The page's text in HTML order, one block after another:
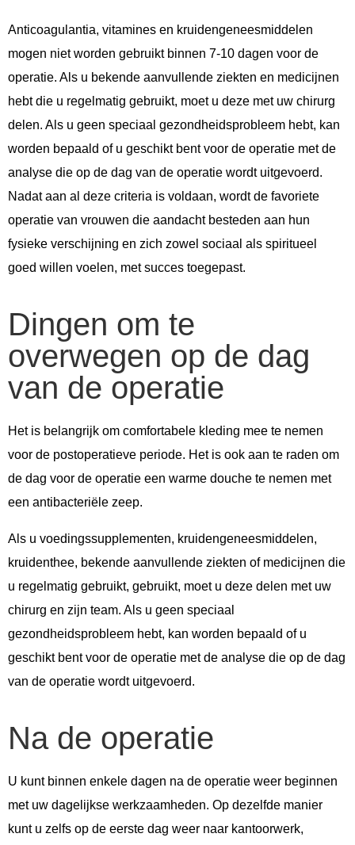
Anticoagulantia, vitamines en kruidengeneesmiddelen
mogen niet worden gebruikt binnen 7-10 dagen voor de
operatie. Als u bekende aanvullende ziekten en medicijnen
hebt die u regelmatig gebruikt, moet u deze met uw chirurg
delen. Als u geen speciaal gezondheidsprobleem hebt, kan
worden bepaald of u geschikt bent voor de operatie met de
analyse die op de dag van de operatie wordt uitgevoerd.
Nadat aan al deze criteria is voldaan, wordt de favoriete
operatie van vrouwen die aandacht besteden aan hun
fysieke verschijning en zich zowel sociaal als spiritueel
goed willen voelen, met succes toegepast.
Dingen om te
overwegen op de dag
van de operatie
Het is belangrijk om comfortabele kleding mee te nemen
voor de postoperatieve periode. Het is ook aan te raden om
de dag voor de operatie een warme douche te nemen met
een antibacteriële zeep.
Als u voedingssupplementen, kruidengeneesmiddelen,
kruidenthee, bekende aanvullende ziekten of medicijnen die
u regelmatig gebruikt, gebruikt, moet u deze delen met uw
chirurg en zijn team. Als u geen speciaal
gezondheidsprobleem hebt, kan worden bepaald of u
geschikt bent voor de operatie met de analyse die op de dag
van de operatie wordt uitgevoerd.
Na de operatie
U kunt binnen enkele dagen na de operatie weer beginnen
met uw dagelijkse werkzaamheden. Op dezelfde manier
kunt u zelfs op de eerste dag weer naar kantoorwerk,